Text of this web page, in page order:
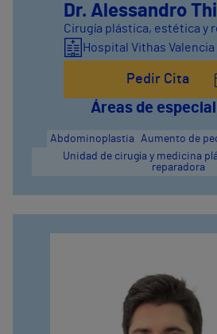
Dr. Alessandro
Cirugía plástica, estética y
Hospital Vithas Valencia
Pedir Cita
Áreas de
Unidad de cirugía y medicina
reparadora
Abdominoplastia Aumento de